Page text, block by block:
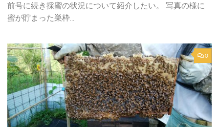
前号に続き採蜜の状況について紹介したい。 写真の様に
蜜が貯まった巣枠...
0